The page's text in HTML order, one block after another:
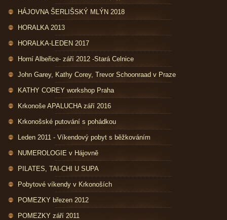
HÁJOVNA ŠERLIŠSKÝ MLÝN 2018
HORALKA 2013
HORALKA-LEDEN 2017
Horní Albeřice- září 2012 -Stará Celnice
John Garey, Kathy Corey, Trevor Schoonraad v Praze
KATHY COREY workshop Praha
Krkonoše APALUCHA září 2016
Krkonošské putování s pohádkou
Leden 2011 - Víkendový pobyt s běžkováním
NUMEROLOGIE v Hájovně
PILATES, TAI-CHI U SUPA
Pobytové víkendy v Krkonoších
POMEZKY březen 2012
POMEZKY září 2011